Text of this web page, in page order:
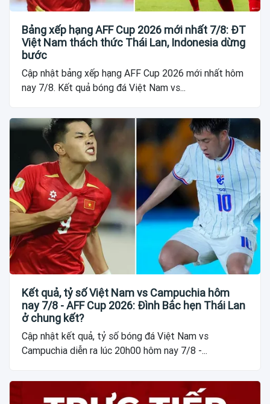
Bảng xếp hạng AFF Cup 2026 mới nhất 7/8: ĐT
Việt Nam thách thức Thái Lan, Indonesia dừng
bước
Cập nhật bảng xếp hạng AFF Cup 2026 mới nhất hôm
nay 7/8. Kết quả bóng đá Việt Nam vs...
Kết quả, tỷ số Việt Nam vs Campuchia hôm
nay 7/8 - AFF Cup 2026: Đình Bắc hẹn Thái Lan
ở chung kết?
Cập nhật kết quả, tỷ số bóng đá Việt Nam vs
Campuchia diễn ra lúc 20h00 hôm nay 7/8 -...